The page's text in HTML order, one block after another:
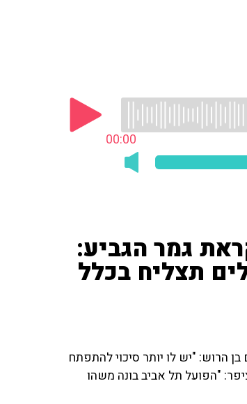
00:00
גמר הגביע:
תצליח בכלל
הרוש: "יש לו יותר סיכוי להתפתח
"הפועל תל אביב בונה משהו